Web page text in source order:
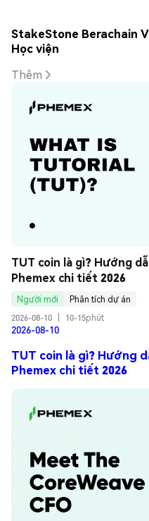
StakeStone Berachain
Học viện
Thêm
TUT coin là gì? Hướng
Phemex chi tiết 2026
Người mới
Phân tích dự án
2026-08-10
10-15phút
2026-08-10
TUT coin là gì? Hướng
Phemex chi tiết 2026